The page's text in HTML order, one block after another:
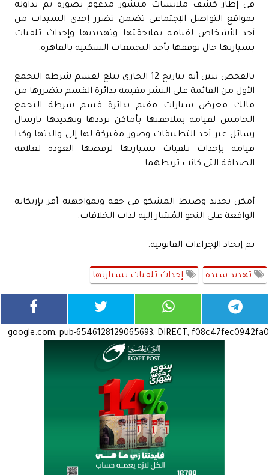
فى إطار كشف ملابسات منشور مدعوم بصورة تم تداوله
بمواقع التواصل الإجتماعى تضمن تضرر إحدى السيدات من
أحد الأشخاص لقيامه بملاحقتها وتهديديها وإحداث تلفيات
بسيارتها حال توقفها بأحد التجمعات السكنية بالقاهرة.
بالفحص تبين أنه بتاريخ 12 الجارى تبلغ لقسم شرطة التجمع
الأول من القائمة على النشر مقيمة بدائرة القسم بتضررها من
مالك معرض سيارات مقيم بدائرة قسم شرطة التجمع
الخامس لقيامه بملاحقتها بأماكن ترددها وتهديدها بإرسال
رسائل عبر أحد التطبيقات وصور مفبركة لها إلى والدتها وكذا
قيامه بإحداث تلفيات بسيارتها لرفضها العودة لعلاقة
الصداقة التى كانت تربطهما.
أمكن تحديد وضبط المشكو فى حقه وبمواجهته أقر بإرتكابه
الواقعة على النحو المُشار إليه لذات الخلافات.
تم إتخاذ الإجراءات القانونية.
تهديد سيدة إحداث تلفيات بسيارتها
google.com, pub-6546128129065693, DIRECT, f08c47fec0942fa0